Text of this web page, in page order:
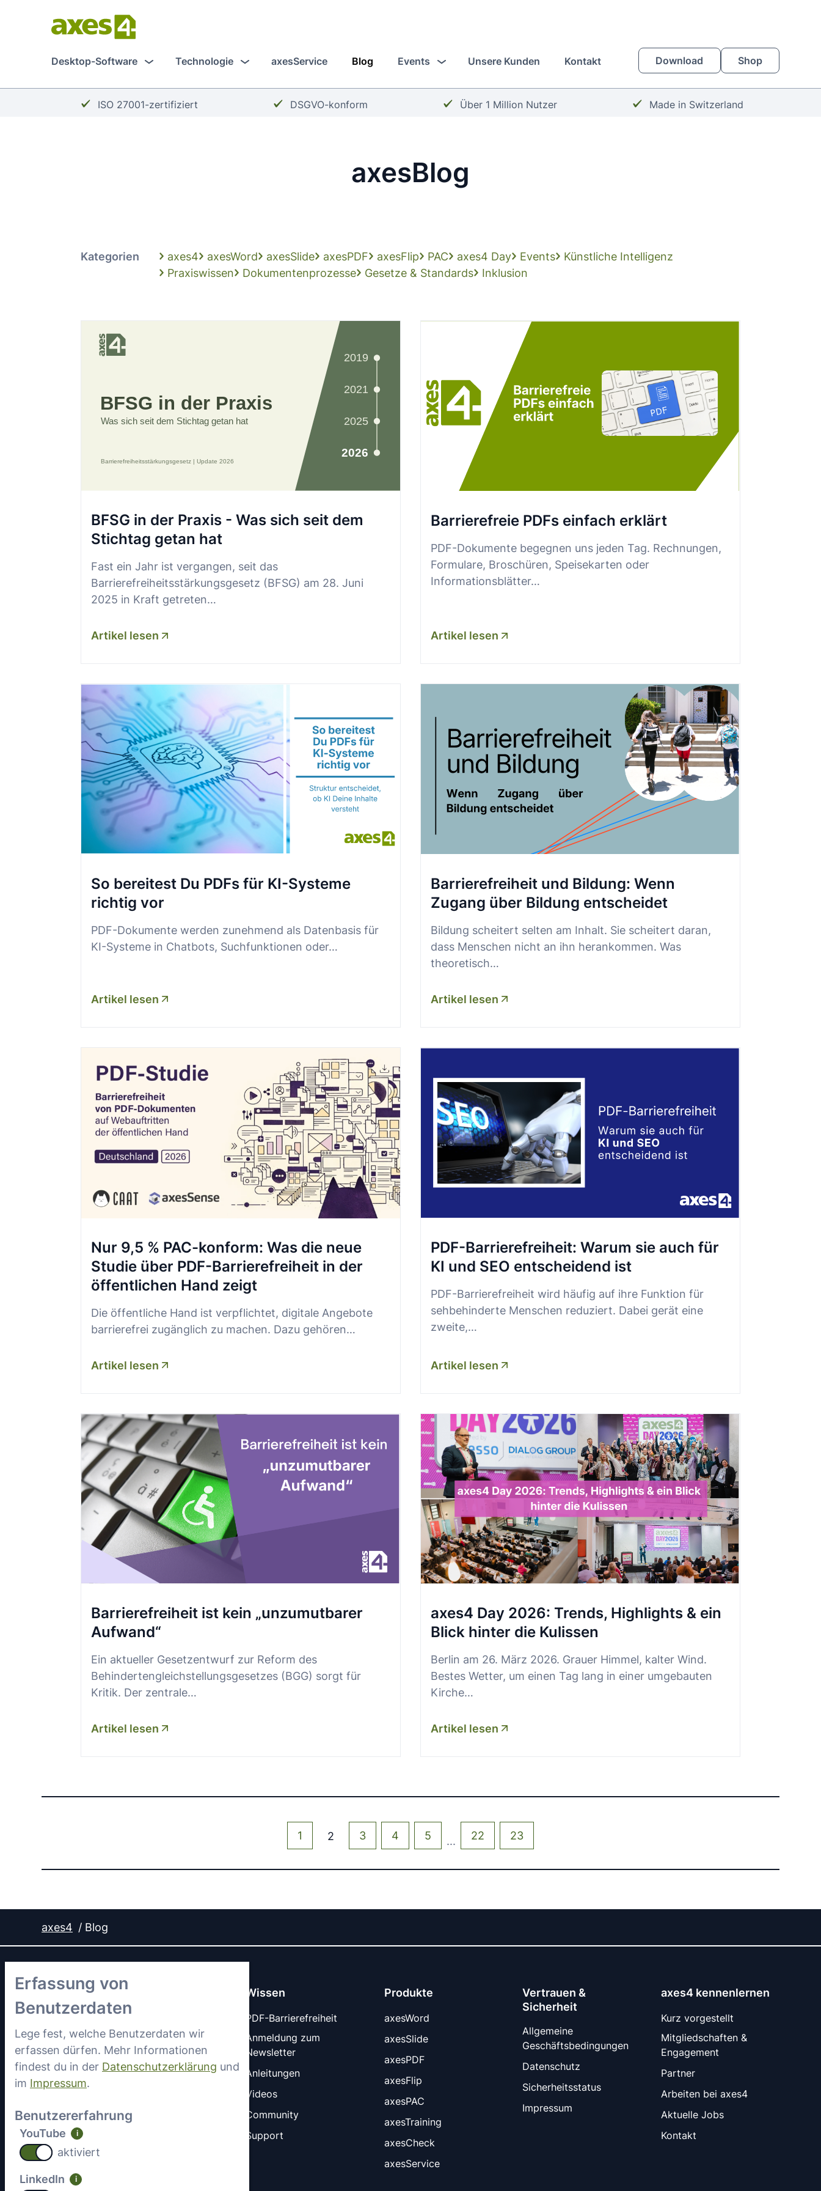
Erfassung von
Benutzerdaten
Lege fest, welche Benutzerdaten wir
erfassen dürfen. Mehr Informationen
findest du in der Datenschutzerklärung und
im Impressum.
Benutzererfahrung
YouTube i
aktiviert
LinkedIn i
Hauptinhalt
Desktop-Software Technologie axesService Blog Events Unsere Kunden Kontakt Download Shop
Häkchen:
ISO 27001-zertifiziert Häkchen:
DSGVO-konform Häkchen:
Über 1 Million Nutzer Häkchen:
Made in Switzerland
axesBlog
Kategorien axes4 axesWord axesSlide axesPDF axesFlip PAC axes4 Day Events
Künstliche Intelligenz
Praxiswissen
Dokumentenprozesse Gesetze & Standards Inklusion
BFSG in der Praxis - Was sich seit dem
Stichtag getan hat
Fast ein Jahr ist vergangen, seit das
Barrierefreiheitsstärkungsgesetz (BFSG) am 28. Juni
2025 in Kraft getreten…
Artikel lesen
Barrierefreie PDFs einfach erklärt
PDF-Dokumente begegnen uns jeden Tag. Rechnungen,
Formulare, Broschüren, Speisekarten oder
Informationsblätter…
Artikel lesen
So bereitest Du PDFs für KI-Systeme
richtig vor
PDF-Dokumente werden zunehmend als Datenbasis für
KI-Systeme in Chatbots, Suchfunktionen oder…
Artikel lesen
Barrierefreiheit und Bildung: Wenn
Zugang über Bildung entscheidet
Bildung scheitert selten am Inhalt. Sie scheitert daran,
dass Menschen nicht an ihn herankommen. Was
theoretisch…
Artikel lesen
Nur 9,5 % PAC-konform: Was die neue
Studie über PDF-Barrierefreiheit in der
öffentlichen Hand zeigt
Die öffentliche Hand ist verpflichtet, digitale Angebote
barrierefrei zugänglich zu machen. Dazu gehören…
Artikel lesen
PDF-Barrierefreiheit: Warum sie auch für
KI und SEO entscheidend ist
PDF-Barrierefreiheit wird häufig auf ihre Funktion für
sehbehinderte Menschen reduziert. Dabei gerät eine
zweite,…
Artikel lesen
Barrierefreiheit ist kein „unzumutbarer
Aufwand“
Ein aktueller Gesetzentwurf zur Reform des
Behindertengleichstellungsgesetzes (BGG) sorgt für
Kritik. Der zentrale…
Artikel lesen
axes4 Day 2026: Trends, Highlights & ein
Blick hinter die Kulissen
Berlin am 26. März 2026. Grauer Himmel, kalter Wind.
Bestes Wetter, um einen Tag lang in einer umgebauten
Kirche…
Artikel lesen
1 2 3 4 5 ... 22 23
axes4 Blog
LinkedInYouTube
Wissen
PDF-Barrierefreiheit
Anmeldung zum
Newsletter
Anleitungen
Videos
Community
Support
Produkte
axesWord
axesSlide
axesPDF
axesFlip
axesPAC
axesTraining
axesCheck
axesService
Vertrauen &
Sicherheit
Allgemeine
Geschäftsbedingungen
Datenschutz
Sicherheitsstatus
Impressum
axes4 kennenlernen
Kurz vorgestellt
Mitgliedschaften &
Engagement
Partner
Arbeiten bei axes4
Aktuelle Jobs
Kontakt